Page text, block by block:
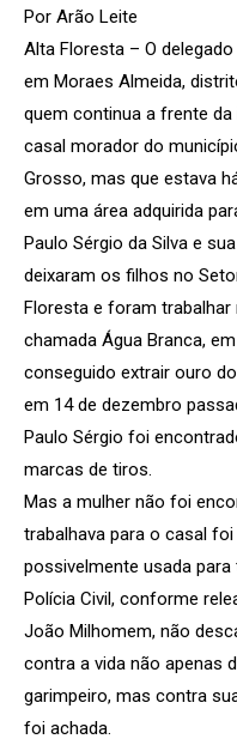
Por Arão Leite
Alta Floresta – O
em Moraes Almeida,
quem continua a frente
casal morador do
Grosso, mas que estava
em uma área adquirida
Paulo Sérgio da Silva e
deixaram os filhos no
Floresta e foram trabalhar
chamada Água Branca,
conseguido extrair ouro
em 14 de dezembro
Paulo Sérgio foi
marcas de tiros.
Mas a mulher não foi
trabalhava para o casal
possivelmente usada para
Polícia Civil, conforme
João Milhomem, não
contra a vida não apenas
garimpeiro, mas contra
foi achada.